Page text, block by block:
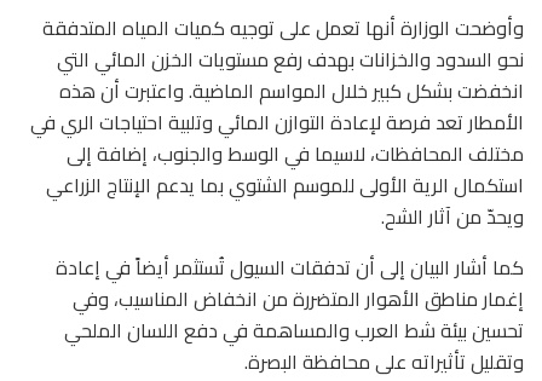
وأوضحت الوزارة أنها تعمل على توجيه كميات المياه المتدفقة
نحو السدود والخزانات بهدف رفع مستويات الخزن المائي التي
انخفضت بشكل كبير خلال المواسم الماضية. واعتبرت أن هذه
الأمطار تعد فرصة لإعادة التوازن المائي وتلبية احتياجات الري في
مختلف المحافظات، لاسيما في الوسط والجنوب، إضافة إلى
استكمال الرية الأولى للموسم الشتوي بما يدعم الإنتاج الزراعي
ويحدّ من آثار الشح.
كما أشار البيان إلى أن تدفقات السيول تُستثمر أيضاً في إعادة
إغمار مناطق الأهوار المتضررة من انخفاض المناسيب، وفي
تحسين بيئة شط العرب والمساهمة في دفع اللسان الملحي
وتقليل تأثيراته على محافظة البصرة.